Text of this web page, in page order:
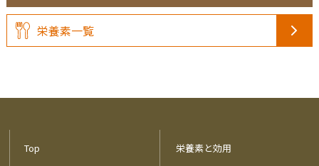
栄養素一覧
Top
栄養素と効用